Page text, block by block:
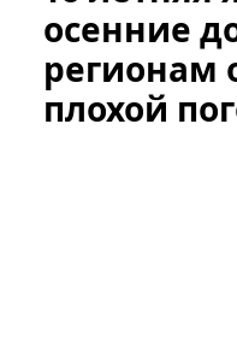
осенние
регионам
плохой